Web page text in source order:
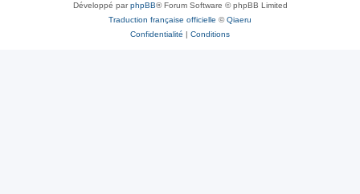
Développé parphpBB® Forum Software © phpBB Limited
Traduction française officielle ©Qiaeru
Confidentialité | Conditions